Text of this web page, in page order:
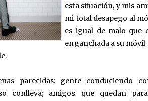
esta situación, y mis
mi total desapego al
es igual de malo que
enganchada a su móvil
parecidas: gente
conlleva; amigos que quedan